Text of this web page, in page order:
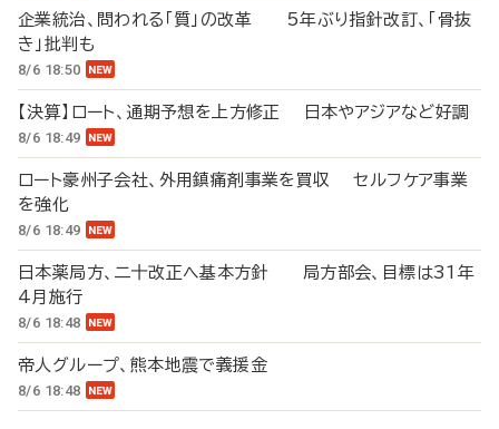
企業統治、問われる「質」の改革 5年ぶり指針改訂、「骨抜
き」批判も
8/6 18:50
【決算】ロート、通期予想を上方修正 日本やアジアなど好調
8/6 18:49
ロート豪州子会社、外用鎮痛剤事業を買収 セルフケア事業
を強化
8/6 18:49
日本薬局方、二十改正へ基本方針 局方部会、目標は31年
4月施行
8/6 18:48
帝人グループ、熊本地震で義援金
8/6 18:48